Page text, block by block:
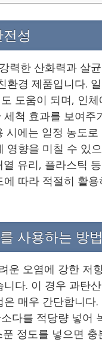
성
력한 산화력과 살
환경 제품입니다.
도움이 되며, 인
척 효과를 보여
시에는 일정 농도
영향을 미칠 수 있
유리, 플라스틱
따라 적절히 활
사용하는 방법
운 오염에 강한 저
다. 이 경우 과탄
매우 간단합니다
다를 적당량 넣어
정도를 넣으면